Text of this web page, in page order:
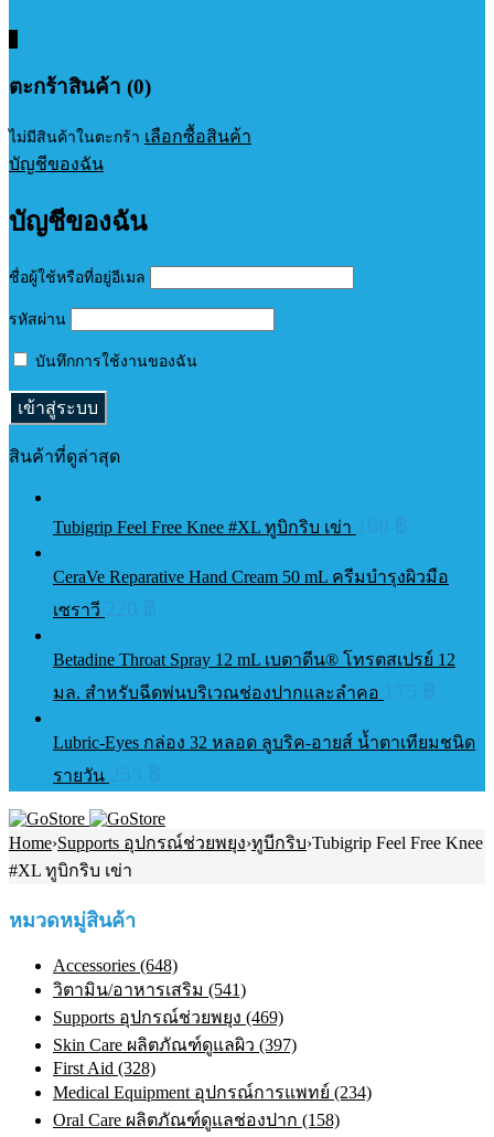
ตะกร้าสินค้า (0)
ไม่มีสินค้าในตะกร้า เลือกซื้อสินค้า
บัญชีของฉัน
บัญชีของฉัน
ชื่อผู้ใช้หรือที่อยู่อีเมล
รหัสผ่าน
บันทึกการใช้งานของฉัน
สินค้าที่ดูล่าสุด
Tubigrip Feel Free Knee #XL ทูบิกริบ เข่า
CeraVe Reparative Hand Cream 50 mL ครีมบำรุงผิวมือ
เซราวี
Betadine Throat Spray 12 mL เบตาดีน® โทรตสเปรย์ 12
มล. สำหรับฉีดพ่นบริเวณช่องปากและลำคอ
Lubric-Eyes กล่อง 32 หลอด ลูบริค-อายส์ น้ำตาเทียมชนิด
รายวัน
Home›Supports อุปกรณ์ช่วยพยุง›ทูบีกริบ›Tubigrip Feel Free Knee
#XL ทูบิกริบ เข่า
หมวดหมู่สินค้า
Accessories (648)
วิตามิน/อาหารเสริม (541)
Supports อุปกรณ์ช่วยพยุง (469)
Skin Care ผลิตภัณฑ์ดูแลผิว (397)
First Aid (328)
Medical Equipment อุปกรณ์การแพทย์ (234)
Oral Care ผลิตภัณฑ์ดูแลช่องปาก (158)